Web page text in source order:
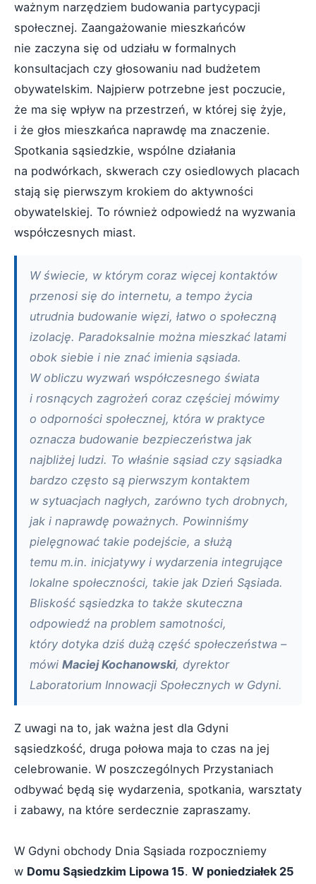
ważnym narzędziem budowania partycypacji
społecznej. Zaangażowanie mieszkańców
nie zaczyna się od udziału w formalnych
konsultacjach czy głosowaniu nad budżetem
obywatelskim. Najpierw potrzebne jest poczucie,
że ma się wpływ na przestrzeń, w której się żyje,
i że głos mieszkańca naprawdę ma znaczenie.
Spotkania sąsiedzkie, wspólne działania
na podwórkach, skwerach czy osiedlowych placach
stają się pierwszym krokiem do aktywności
obywatelskiej. To również odpowiedź na wyzwania
współczesnych miast.
W świecie, w którym coraz więcej kontaktów
przenosi się do internetu, a tempo życia
utrudnia budowanie więzi, łatwo o społeczną
izolację. Paradoksalnie można mieszkać latami
obok siebie i nie znać imienia sąsiada.
W obliczu wyzwań współczesnego świata
i rosnących zagrożeń coraz częściej mówimy
o odporności społecznej, która w praktyce
oznacza budowanie bezpieczeństwa jak
najbliżej ludzi. To właśnie sąsiad czy sąsiadka
bardzo często są pierwszym kontaktem
w sytuacjach nagłych, zarówno tych drobnych,
jak i naprawdę poważnych. Powinniśmy
pielęgnować takie podejście, a służą
temu m.in. inicjatywy i wydarzenia integrujące
lokalne społeczności, takie jak Dzień Sąsiada.
Bliskość sąsiedzka to także skuteczna
odpowiedź na problem samotności,
który dotyka dziś dużą część społeczeństwa –
mówi Maciej Kochanowski, dyrektor
Laboratorium Innowacji Społecznych w Gdyni.
Z uwagi na to, jak ważna jest dla Gdyni
sąsiedzkość, druga połowa maja to czas na jej
celebrowanie. W poszczególnych Przystaniach
odbywać będą się wydarzenia, spotkania, warsztaty
i zabawy, na które serdecznie zapraszamy.
W Gdyni obchody Dnia Sąsiada rozpoczniemy
w Domu Sąsiedzkim Lipowa 15. W poniedziałek 25